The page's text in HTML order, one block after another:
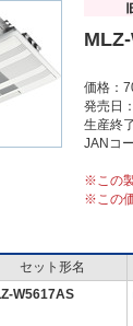
価格：
発売日
生産終
JANコ
※この
※この
セット形名
W5617AS